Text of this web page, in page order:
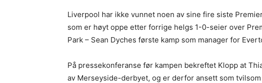
Liverpool har ikke vunnet noen av sine fire siste
som er høyt oppe etter forrige helgs 1-0-seier over
Park – Sean Dyches første kamp som manager for
På pressekonferanse før kampen bekreftet Klopp at
av Merseyside-derbyet, og er derfor ansett som